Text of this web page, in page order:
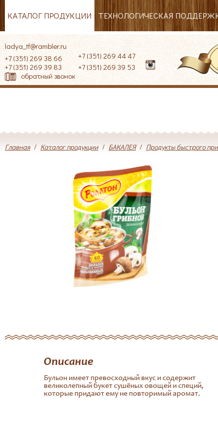
КАТАЛОГ ПРОДУКЦИИ ТЕХНОЛОГИЧЕСКАЯ
ladya_tf@rambler.ru
+7 (351) 269 38 66
+7 (351) 269 39 83
+7 (351) 269 44 47
+7 (351) 269 39 53
обратный звонок
Главная / Каталог продукции / БАКАЛЕЯ / Продукты быстрого
Описание
Бульон имеет превосходный вкус и содержит
великолепный букет сушёных овощей и специй,
которые придают ему не повторимый аромат.